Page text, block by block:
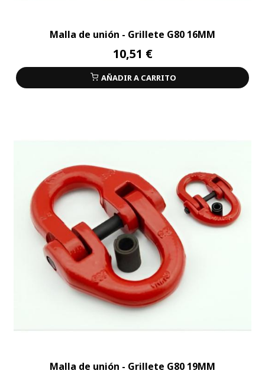
Malla de unión - Grillete G80 16MM
10,51 €
AÑADIR A CARRITO
Malla de unión - Grillete G80 19MM